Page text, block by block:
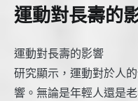
運動對長壽的
運動對長壽的影響
研究顯示，運動對於人
響。無論是年輕人還是